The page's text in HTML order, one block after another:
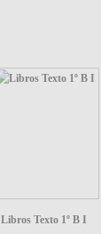
Libros Texto 1º B I